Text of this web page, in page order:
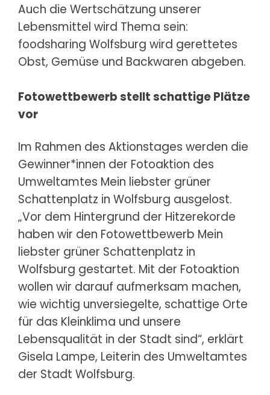
Auch die Wertschätzung unserer
Lebensmittel wird Thema sein:
foodsharing Wolfsburg wird gerettetes
Obst, Gemüse und Backwaren abgeben.
Fotowettbewerb stellt schattige Plätze
vor
Im Rahmen des Aktionstages werden die
Gewinner*innen der Fotoaktion des
Umweltamtes Mein liebster grüner
Schattenplatz in Wolfsburg ausgelost.
„Vor dem Hintergrund der Hitzerekorde
haben wir den Fotowettbewerb Mein
liebster grüner Schattenplatz in
Wolfsburg gestartet. Mit der Fotoaktion
wollen wir darauf aufmerksam machen,
wie wichtig unversiegelte, schattige Orte
für das Kleinklima und unsere
Lebensqualität in der Stadt sind“, erklärt
Gisela Lampe, Leiterin des Umweltamtes
der Stadt Wolfsburg.